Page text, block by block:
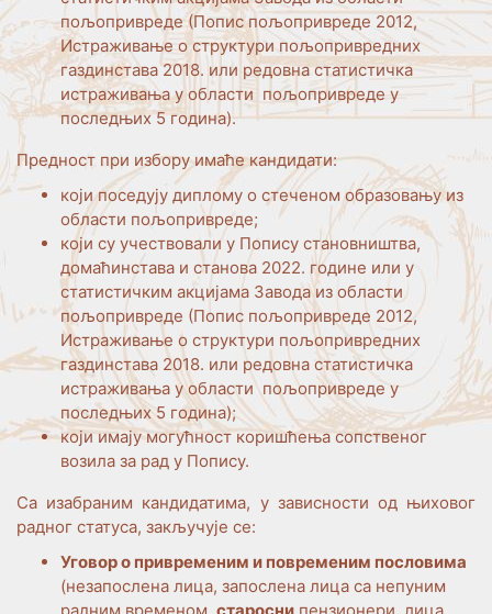
пољопривреде (Попис пољопривреде 2012,
Истраживање о структури пољопривредних
газдинстава 2018. или редовна статистичка
истраживања у области пољопривреде у
последњих 5 година).
Предност при избору имаће кандидати:
који поседују диплому о стеченом образовању из
области пољопривреде;
који су учествовали у Попису становништва,
домаћинстава и станова 2022. године или у
статистичким акцијама Завода из области
пољопривреде (Попис пољопривреде 2012,
Истраживање о структури пољопривредних
газдинстава 2018. или редовна статистичка
истраживања у области пољопривреде у
последњих 5 година);
који имају могућност коришћења сопственог
возила за рад у Попису.
Са изабраним кандидатима, у зависности од њиховог
радног статуса, закључује се:
Уговор о привременим и повременим пословима
(незапослена лица, запослена лица са непуним
радним временом, старосни пензионери, лица